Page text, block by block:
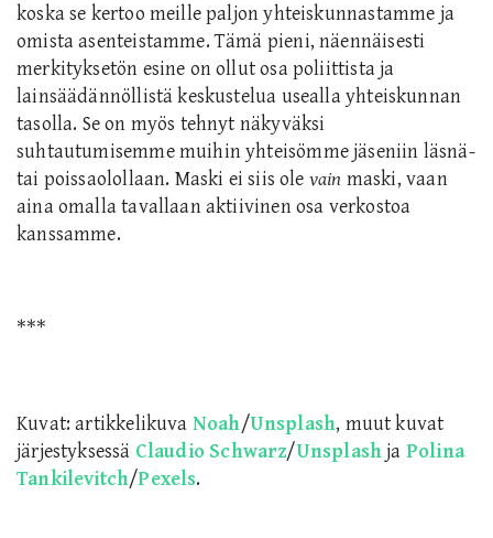
koska se kertoo meille paljon yhteiskunnastamme ja
omista asenteistamme. Tämä pieni, näennäisesti
merkityksetön esine on ollut osa poliittista ja
lainsäädännöllistä keskustelua usealla yhteiskunnan
tasolla. Se on myös tehnyt näkyväksi
suhtautumisemme muihin yhteisömme jäseniin läsnä-
tai poissaolollaan. Maski ei siis ole vain maski, vaan
aina omalla tavallaan aktiivinen osa verkostoa
kanssamme.
***
Kuvat: artikkelikuva Noah/Unsplash, muut kuvat
järjestyksessä Claudio Schwarz/Unsplash ja Polina
Tankilevitch/Pexels.